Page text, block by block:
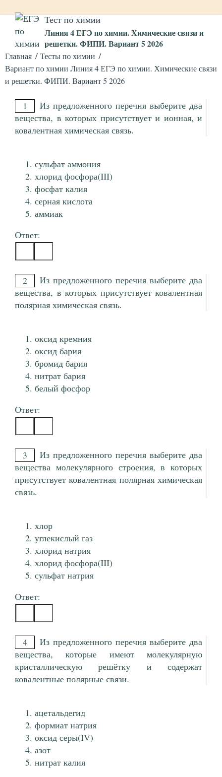
Тест по химии
Линия 4 ЕГЭ по химии. Химические связи и
решетки. ФИПИ. Вариант 5 2026
Главная
Тесты по химии
Вариант по химии Линия 4 ЕГЭ по химии. Химические связи
и решетки. ФИПИ. Вариант 5 2026
1
Из предложенного перечня выберите два
вещества, в которых присутствует и ионная, и
ковалентная химическая связь.
сульфат аммония
хлорид фосфора(III)
фосфат калия
серная кислота
аммиак
Ответ:
2
Из предложенного перечня выберите два
вещества, в которых присутствует ковалентная
полярная химическая связь.
оксид кремния
оксид бария
бромид бария
нитрат бария
белый фосфор
Ответ:
3
Из предложенного перечня выберите два
вещества молекулярного строения, в которых
присутствует ковалентная полярная химическая
связь.
хлор
углекислый газ
хлорид натрия
хлорид фосфора(III)
сульфат натрия
Ответ:
4
Из предложенного перечня выберите два
вещества, которые имеют молекулярную
кристаллическую решётку и содержат
ковалентные полярные связи.
ацетальдегид
формиат натрия
оксид серы(IV)
азот
нитрат калия